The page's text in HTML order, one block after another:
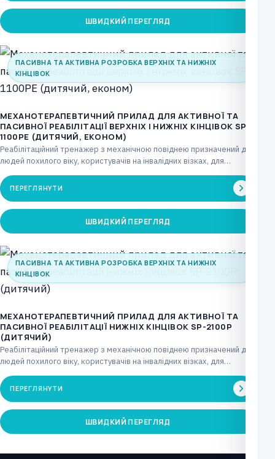
ШВИДКИЙ ПЕРЕГЛЯД
ПАСИВНА ТА АКТИВНА РОЗРОБКА ВЕРХНІХ ТА НИЖНІХ
КІНЦІВОК
МЕХАНОТЕРАПЕВТИЧНИЙ ПРИЛАД ДЛЯ АКТИВНОЇ ТА
ПАСИВНОЇ РЕАБІЛІТАЦІЇ ВЕРХНІХ І НИЖНІХ КІНЦІВОК SP-
1100РE (ДИТЯЧИЙ, ЕКОНОМ)
Реабілітаційний тренажер з механічною повіднею призначений для
людей похилого віку, користувачів на інвалідних візках, для
ПЕРЕГЛЯНУТИ
ШВИДКИЙ ПЕРЕГЛЯД
ПАСИВНА ТА АКТИВНА РОЗРОБКА ВЕРХНІХ ТА НИЖНІХ
КІНЦІВОК
МЕХАНОТЕРАПЕВТИЧНИЙ ПРИЛАД ДЛЯ АКТИВНОЇ ТА
ПАСИВНОЇ РЕАБІЛІТАЦІЇ НИЖНІХ КІНЦІВОК SP-2100Р
(ДИТЯЧИЙ)
Реабілітаційний тренажер з механічною повіднею призначений для
людей похилого віку, користувачів на інвалідних візках, для
ПЕРЕГЛЯНУТИ
ШВИДКИЙ ПЕРЕГЛЯД